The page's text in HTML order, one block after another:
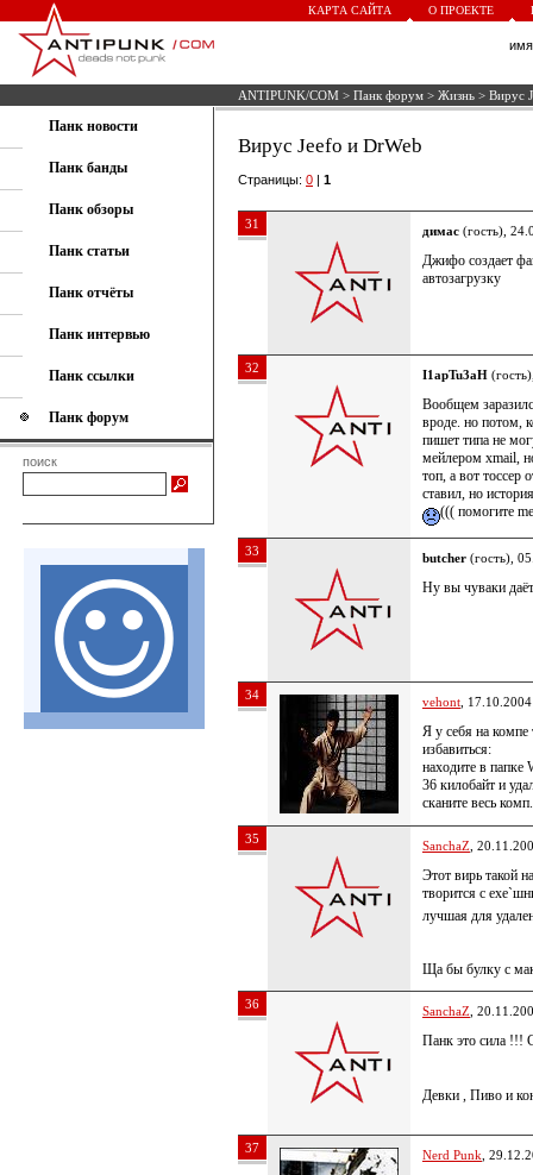
КАРТА САЙТА О ПРОЕКТЕ
ANTIPUNK/COM > Панк форум > Жизнь > Вирус
Панк новости
Панк банды
Панк обзоры
Панк статьи
Панк отчёты
Панк интервью
Панк ссылки
Панк форум
поиск
Вирус Jeefo и DrWeb
Страницы: 0 | 1
31 димас (гость),
Джифо создает
автозагрузку
32 I1apTu3aH
Вообщем
вроде. но потом,
пишет типа не
мейлером xmail,
топ, а вот тоссер
ставил, но
((( помогите
33 butcher (гость),
Ну вы чуваки
34 vehont ,
Я у себя на компе
избавиться:
находите в
36 килобайт и
сканите весь
35 SanchaZ ,
Этот вирь такой
творится с
лучшая для
Ща бы булку с
36 SanchaZ ,
Панк это сила !!!
Девки , Пиво и
37 Nerd Punk ,